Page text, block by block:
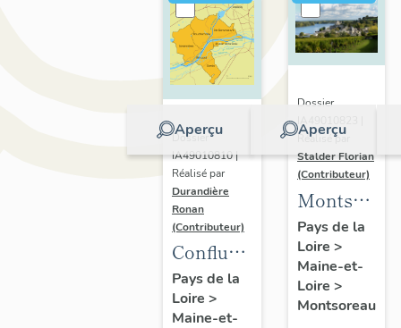
Aperçu
Dossier
IA49010810 |
Réalisé par
Durandière
Ronan
(Contributeur)
Confluence
Maine-
Loire :
Pays de la
Loire >
Maine-et-
Aperçu
Dossier
IA49010823 |
Réalisé par
Stalder Florian
(Contributeur)
Montsoreau
:
de la
commune
Pays de la
Loire >
Maine-et-
Loire >
Montsoreau